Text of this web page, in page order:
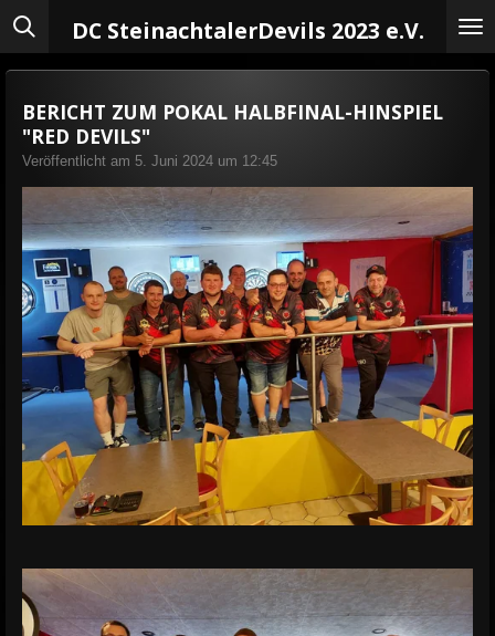
Zum
HauptinhaltDC SteinachtalerDevils 2023 e.V.
BERICHT ZUM POKAL HALBFINAL-HINSPIEL
"RED DEVILS"
Veröffentlicht am 5. Juni 2024 um 12:45